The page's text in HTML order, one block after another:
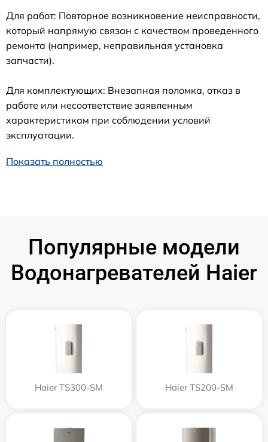
Для работ: Повторное возникновение неисправности,
который напрямую связан с качеством проведенного
ремонта (например, неправильная установка
запчасти).
Для комплектующих: Внезапная поломка, отказ в
работе или несоответствие заявленным
характеристикам при соблюдении условий
эксплуатации.
Показать полностью
Популярные модели
Водонагревателей Haier
Haier TS300-SM Haier TS200-SM